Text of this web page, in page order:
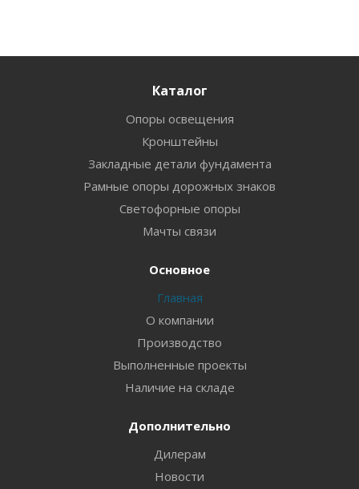
Каталог
Опоры освещения
Кронштейны
Закладные детали фундамента
Рамные опоры дорожных знаков
Светофорные опоры
Мачты связи
Основное
Главная
О компании
Производство
Выполненные проекты
Наличие на складе
Дополнительно
Дилерам
Новости